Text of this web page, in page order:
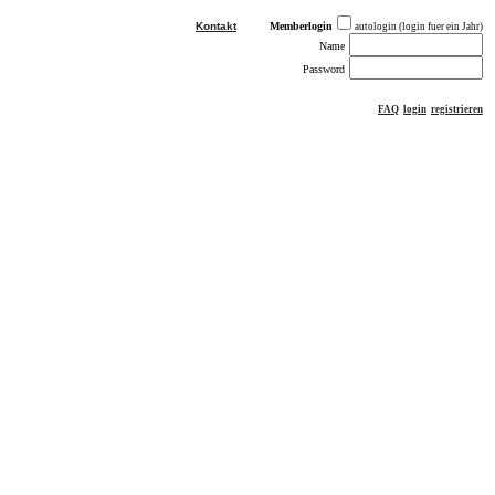
Kontakt Memberlogin autologin (login fuer ein Jahr)
Name
Password
FAQ login registrieren